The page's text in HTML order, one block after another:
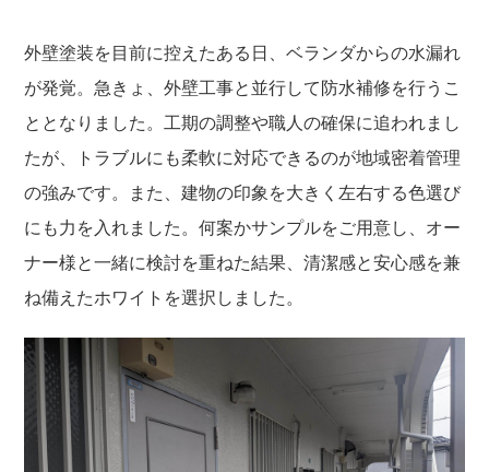
外壁塗装を目前に控えたある日、ベランダからの水漏れ
が発覚。急きょ、外壁工事と並行して防水補修を行うこ
ととなりました。工期の調整や職人の確保に追われまし
たが、トラブルにも柔軟に対応できるのが地域密着管理
の強みです。また、建物の印象を大きく左右する色選び
にも力を入れました。何案かサンプルをご用意し、オー
ナー様と一緒に検討を重ねた結果、清潔感と安心感を兼
ね備えたホワイトを選択しました。